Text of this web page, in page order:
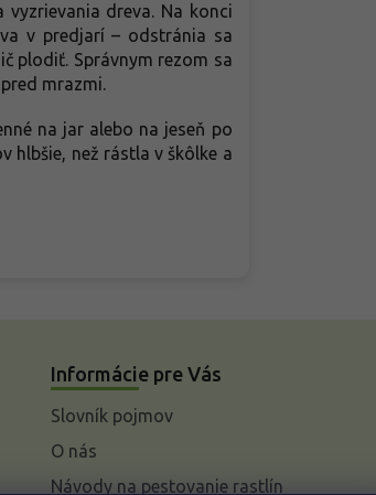
dreva. Na konci
v predjarí – odstránia sa
plodiť. Správnym rezom sa
mrazmi.
na jar alebo na jeseň po
hlbšie, než rástla v škôlke a
Informácie pre Vás
Slovník pojmov
O nás
Návody na pestovanie rastlín